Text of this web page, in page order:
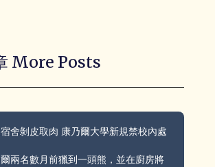
More Posts
舍剝皮取肉 康乃爾大學新規禁校內處
兩名數月前獵到一頭熊，並在廚房將